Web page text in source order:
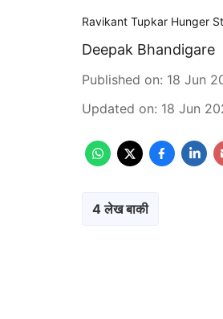
Ravikant Tupkar Hunger
Deepak Bhandigare
Published on: 18 Jun
Updated on: 18 Jun
4 लेख बाकी